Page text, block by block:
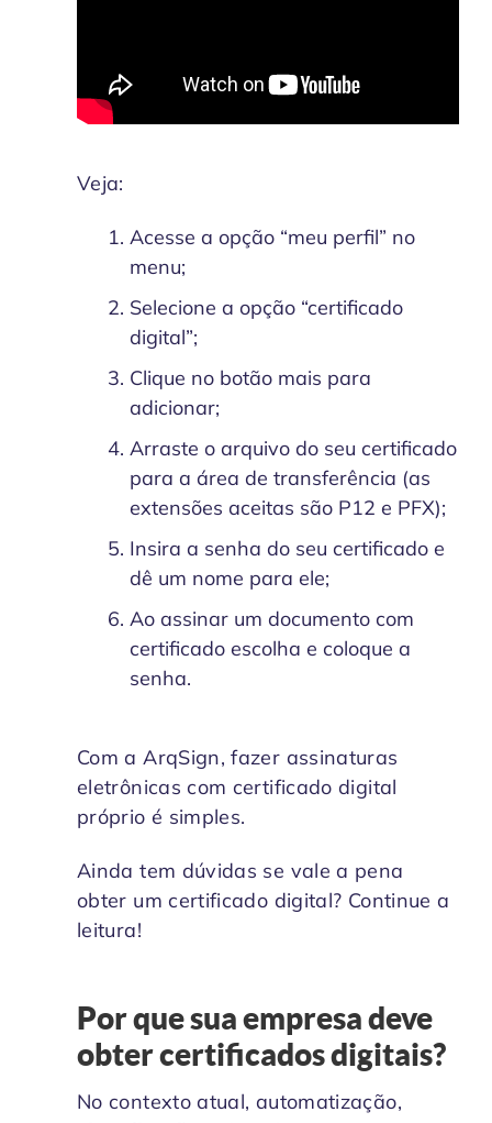
Veja:
Acesse a opção “meu perfil” no
menu;
Selecione a opção “certificado
digital”;
Clique no botão mais para
adicionar;
Arraste o arquivo do seu certificado
para a área de transferência (as
extensões aceitas são P12 e PFX);
Insira a senha do seu certificado e
dê um nome para ele;
Ao assinar um documento com
certificado escolha e coloque a
senha.
Com a ArqSign, fazer assinaturas
eletrônicas com certificado digital
próprio é simples.
Ainda tem dúvidas se vale a pena
obter um certificado digital? Continue a
leitura!
Por que sua empresa deve
obter certificados digitais?
No contexto atual, automatização,